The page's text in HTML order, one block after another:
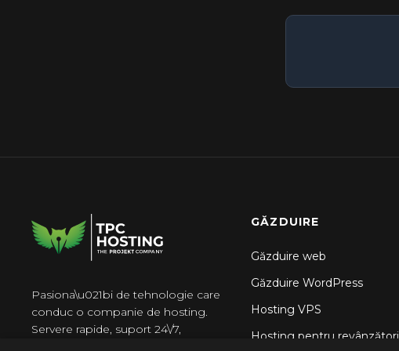
Pasiona\u021bi de tehnologie care
conduc o companie de hosting.
Servere rapide, suport 24\/7,
GĂZDUIRE
Găzduire web
Găzduire WordPress
Hosting VPS
Hosting pentru revânzători